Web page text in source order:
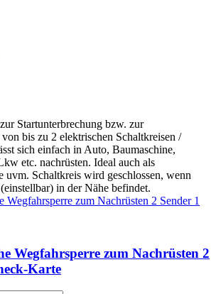
Startunterbrechung bzw. zur
bis zu 2 elektrischen Schaltkreisen /
sich einfach in Auto, Baumaschine,
etc. nachrüsten. Ideal auch als
uvm. Schaltkreis wird geschlossen, wenn
in der Nähe befindet.
Wegfahrsperre zum Nachrüsten 2
Karte